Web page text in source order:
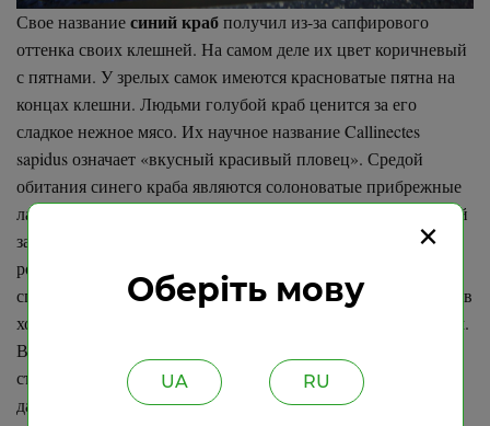
Оберіть мову
×
UA RU
Свое названиесиний крабполучил из-за сапфирового
оттенка своих клешней. На самом деле их цвет коричневый
с пятнами. У зрелых самок имеются красноватые пятна на
концах клешни. Людьми голубой краб ценится за его
сладкое нежное мясо. Их научное название Callinectes
sapidus означает «вкусный красивый пловец». Средой
обитания синего краба являются солоноватые прибрежные
лагуны и лиманы в Новой Шотландии через Мексиканский
залив и на юг до Уругвая. Являются близкими
родственниками креветок и омаров. Они имеют не самый
спокойный характер и очень быстро пускают свои клешни в
ход. Большие самцы могут достигать ширины тела до 23 см.
В рацион питания входит практически все, что можно
съесть. Это могут быть мидии, улитки, рыбы, растения,
даже падаль и синих крабов меньших размеров. Они также